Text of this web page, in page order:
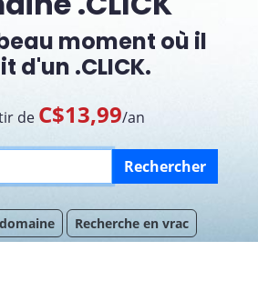
moment où il
d'un .CLICK.
de C$13,99/an
Rechercher
Recherche en vrac